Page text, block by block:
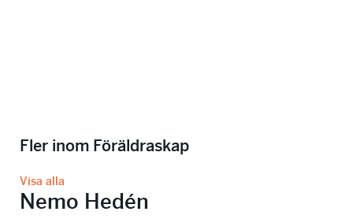
Fler inom Föräldraskap
Visa alla
Nemo Hedén